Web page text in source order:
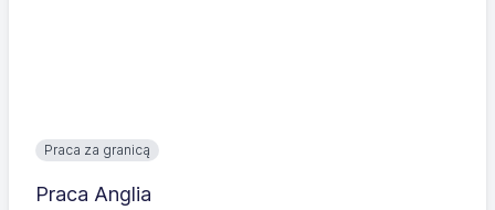
Praca za granicą
Praca Anglia